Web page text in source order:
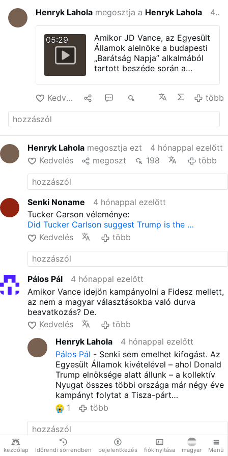
kezdőlap Időrendi sorrendben bejelentkezés fiók nyitása magyar Menü
Henryk Lahola megosztja a Henryk Lahola 4 hónappal ezelőtt
05:29
Amikor JD Vance, az Egyesült
Államok alelnöke a budapesti
„Barátság Napja” alkalmából
tartott beszéde során a
Donald Trump amerikai
elnököt, csak a második
kapcsolatba lépnie vele.
üdvrivalgással fogadja Trump
elnököt, amikor Vance alelnök
Napja” beszédéről: VANCE
ALELNÖK: „Üdvözlöm, elnök
úr, hogy van?” „Körülbelül
5000 magyar hazafi hallgatja
Önt, és szerintem még Orbán
Viktort is jobban szeretik,
mint Önt.” Vance alelnök
szuverenitásukért küzdenek.”
„Azért vagyok itt, mert Trump
elnök és én a sikerüket
kívánjuk, és itt, veletek együtt
küzdünk.” Vance alelnök
Egyesült Államokban és
Magyarországon terjedő
szélsőbaloldali ideológia
„közös fenyegetésére”: „A
nyugati történelemben nem
látnak büszke hagyományt.
Csak igazságtalanságot és
Kirekesztést, rasszizmust …
több
Kedvelés több
Henryk Lahola megosztja ezt
4 hónappal ezelőtt
Kedvelés
megoszt 198 több
Senki Noname
4 hónappal ezelőtt
Tucker Carson véleménye:
Did Tucker Carlson suggest Trump is the …
Kedvelés
több
Pálos Pál
4 hónappal ezelőtt
Amikor Vance idejön kampányolni a Fidesz mellett,
az nem a magyar választásokba való durva
beavatkozás? De.
Kedvelés
több
Henryk Lahola
4 hónappal ezelőtt
Pálos Pál - Senki sem emelhet kifogást. Az
Egyesült Államok kivételével – ahol Donald
Trump elnöksége alatt állunk – a kollektív
Nyugat összes többi országa már négy éve
kampányt folytat a Tisza-párt
támogatására.
1 több